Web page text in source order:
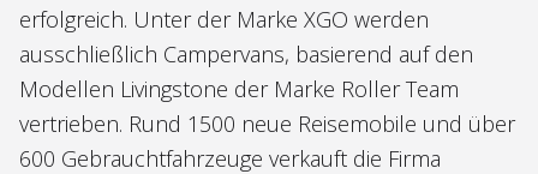
erfolgreich. Unter der Marke XGO werden
ausschließlich Campervans, basierend auf den
Modellen Livingstone der Marke Roller Team
vertrieben. Rund 1500 neue Reisemobile und über
600 Gebrauchtfahrzeuge verkauft die Firma